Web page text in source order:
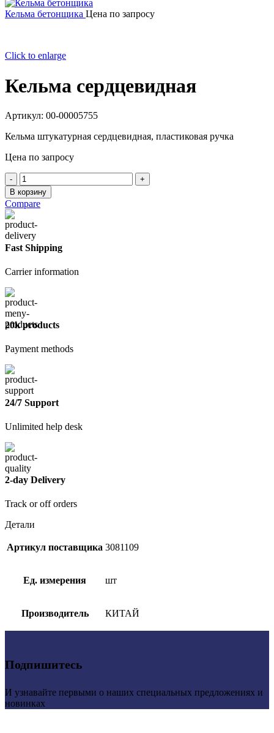
Кельма бетонщика Цена по запросу
Click to enlarge
Кельма сердцевидная
Артикул: 00-00005755
Кельма штукатурная сердцевидная, пластиковая ручка
Цена по запросу
Количество
товара
Кельма
сердцевидная
В корзину
Compare
Fast Shipping
Carrier information
20k products
Payment methods
24/7 Support
Unlimited help desk
2-day Delivery
Track or off orders
Детали
Артикул поставщика 3081109
Ед. измерения шт
Производитель КИТАЙ
Подпишитесь
И узнавайте первыми о наших специальных предложениях и
новинках